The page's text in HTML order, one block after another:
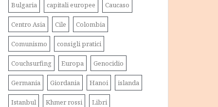
Bulgaria capitali europee Caucaso
Centro Asia Cile Colombia
Comunismo consigli pratici
Couchsurfing Europa Genocidio
Germania Giordania Hanoi islanda
Istanbul Khmer rossi Libri